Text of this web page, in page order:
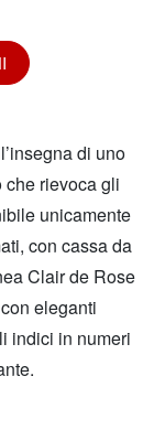
di uno
che rievoca gli
unicamente
con cassa da
Clair de Rose
eleganti
indici in numeri